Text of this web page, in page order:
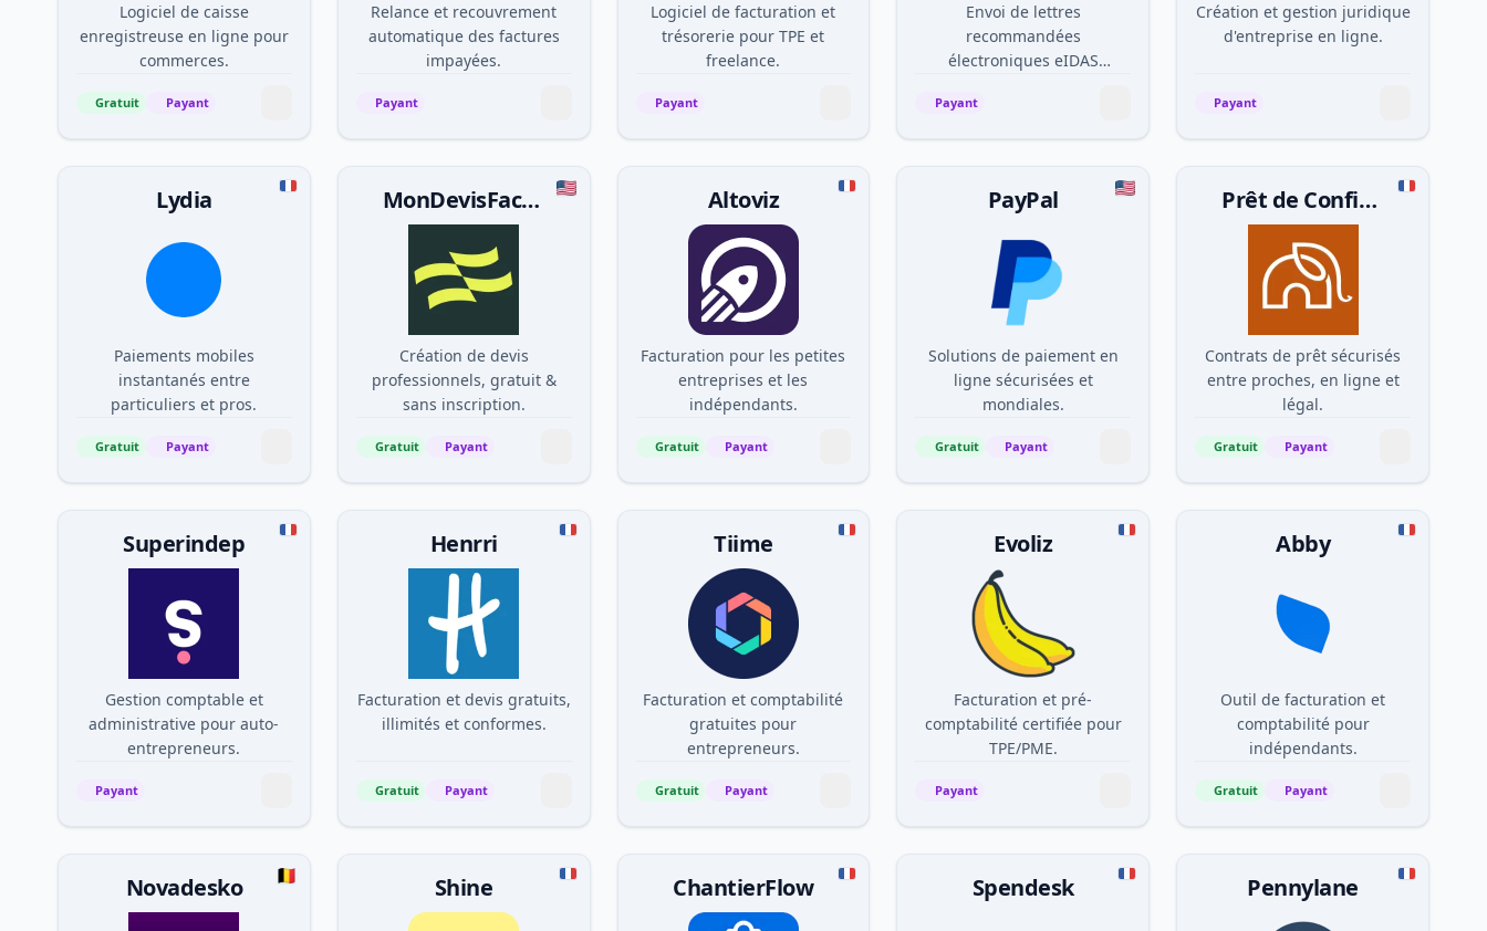
Logiciel de caisse
enregistreuse en ligne pour
commerces.
Gratuit Payant
Relance et recouvrement
automatique des factures
impayées.
Payant
Logiciel de facturation et
trésorerie pour TPE et
freelance.
Payant
Envoi de lettres
recommandées
électroniques eIDAS
Payant
Création et gestion juridique
d'entreprise en ligne.
Payant
Lydia
Paiements mobiles
instantanés entre
particuliers et pros.
Gratuit Payant
MonDevisFacile
Création de devis
professionnels, gratuit &
sans inscription.
Gratuit Payant
Altoviz
Facturation pour les petites
entreprises et les
indépendants.
Gratuit Payant
PayPal
Solutions de paiement en
ligne sécurisées et
mondiales.
Gratuit Payant
Prêt de Confiance
Contrats de prêt sécurisés
entre proches, en ligne et
légal.
Gratuit Payant
Superindep
Gestion comptable et
administrative pour auto-
entrepreneurs.
Payant
Henrri
Facturation et devis gratuits,
illimités et conformes.
Gratuit Payant
Tiime
Facturation et comptabilité
gratuites pour
entrepreneurs.
Gratuit Payant
Evoliz
Facturation et pré-
comptabilité certifiée pour
TPE/PME.
Payant
Abby
Outil de facturation et
comptabilité pour
indépendants.
Gratuit Payant
Novadesko Shine ChantierFlow Spendesk Pennylane